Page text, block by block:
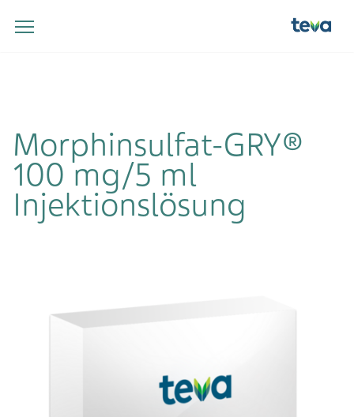
Morphinsulfat-GRY®
100 mg/5 ml
Injektionslösung